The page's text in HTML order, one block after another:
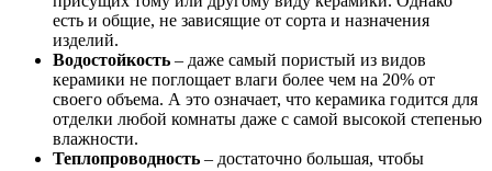
есть и общие, не зависящие от сорта и назначения
изделий.
Водостойкость – даже самый пористый из видов
керамики не поглощает влаги более чем на 20% от
своего объема. А это означает, что керамика годится для
отделки любой комнаты даже с самой высокой степенью
влажности.
Теплопроводность – достаточно большая, чтобы